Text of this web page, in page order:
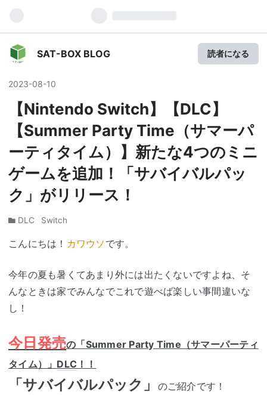
SAT-BOX BLOG 読者になる
2023-08-10
【Nintendo Switch】【DLC】
【Summer Party Time（サマーパ
ーティタイム）】新たな4つのミニ
ゲームを追加！「サバイバルパッ
ク」がリリース！
DLC Switch
こんにちは！ カワウソ です。
今年の夏も暑くてあまり外には出たくないですよね、そ
んなときは家でみんなでこれで遊べば楽しい事間違いな
し！
今日発売の「Summer Party Time（サマーパーティ
タイム）」 DLC ！！
「サバイバルパック 」 のご紹介です！